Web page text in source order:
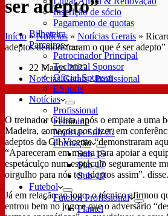
Inscrição de sócio
Pagamento de quotas
Bilheteira
Parceiros
Patrocinador Principal
Technical Sponsor
Oficial Sponsor
ESports
Notícias
Profissional
Feminino
Notícias Sub-23
Formação
Sub-15
Sub-17
Sub-19
Futebol
Futebol Profissional
Plantel
ser adepto”
Início »Notícias » Notícias Gerais »
adeptos demonstraram o que é ser adepto”
22 Março 2022
Notícias Gerais/Profissional
O treinador Gilista, após o empate a uma
Madeira, começou por dizer, em
adeptos do Gil Vicente “demonstraram
“Apareceram em massa para apoiar a
espetáculço num esptáculo seguramente
oirgulho para nós ter adeptos assim”. disse.
Já em relação ao jogo, o técnico afirmou
entrou bem no jogo e que o adversário